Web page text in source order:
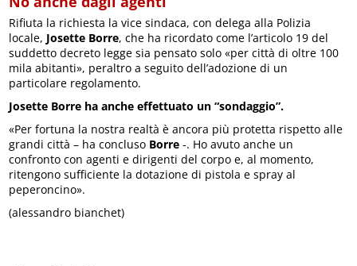
Rifiuta la richiesta la vice sindaca, con delega alla Polizia
locale, Josette Borre, che ha ricordato come l’articolo 19 del
suddetto decreto legge sia pensato solo «per città di oltre 100
mila abitanti», peraltro a seguito dell’adozione di un
particolare regolamento.
Josette Borre ha anche effettuato un “sondaggio”.
«Per fortuna la nostra realtà è ancora più protetta rispetto alle
grandi città – ha concluso Borre -. Ho avuto anche un
confronto con agenti e dirigenti del corpo e, al momento,
ritengono sufficiente la dotazione di pistola e spray al
peperoncino».
(alessandro bianchet)